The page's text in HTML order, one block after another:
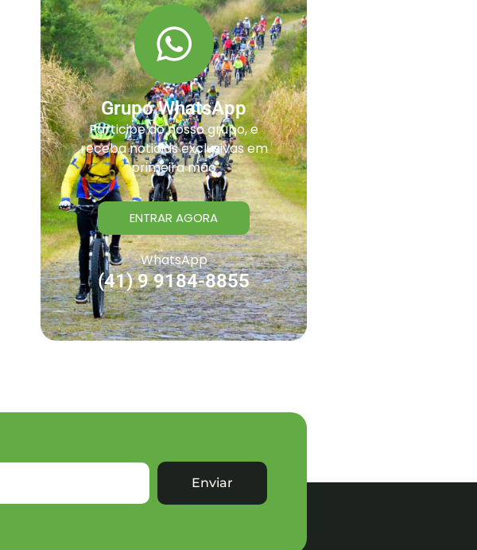
Grupo WhatsApp
Participe do nosso grupo, e
receba noticias exclusivas em
primeira mão
ENTRAR AGORA
WhatsApp
(41) 9 9184-8855
Enviar